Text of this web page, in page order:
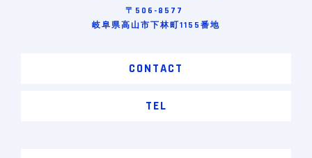
〒506-8577
岐阜県高山市下林町1155番地
CONTACT
TEL